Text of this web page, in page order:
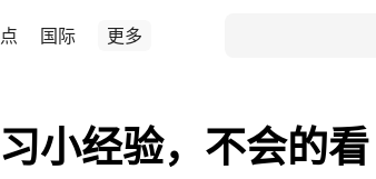
国际 更多
小经验，不会的看